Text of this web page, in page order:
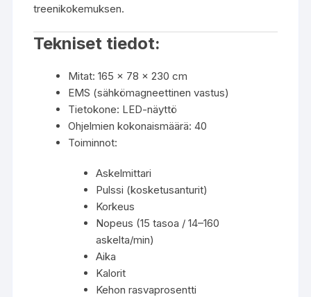
treenikokemuksen.
Tekniset tiedot:
Mitat: 165 × 78 × 230 cm
EMS (sähkömagneettinen vastus)
Tietokone: LED-näyttö
Ohjelmien kokonaismäärä: 40
Toiminnot:
Askelmittari
Pulssi (kosketusanturit)
Korkeus
Nopeus (15 tasoa / 14–160
askelta/min)
Aika
Kalorit
Kehon rasvaprosentti